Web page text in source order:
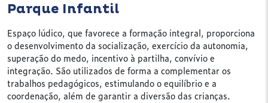
Parque Infantil
Espaço lúdico, que favorece a formação integral, proporciona
o desenvolvimento da socialização, exercício da autonomia,
superação do medo, incentivo à partilha, convívio e
integração. São utilizados de forma a complementar os
trabalhos pedagógicos, estimulando o equilíbrio e a
coordenação, além de garantir a diversão das crianças.